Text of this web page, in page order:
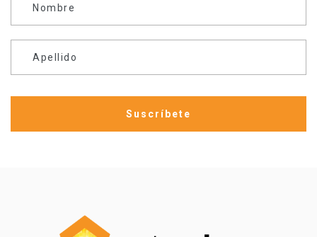
Nombre
Apellido